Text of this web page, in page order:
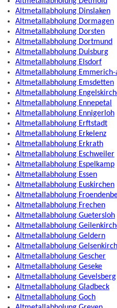
Altmetallabholung Dinslaken
Altmetallabholung Dormagen
Altmetallabholung Dorsten
Altmetallabholung Dortmund
Altmetallabholung Duisburg
Altmetallabholung Elsdorf
Altmetallabholung Emmerich-
Altmetallabholung Emsdetten
Altmetallabholung
Altmetallabholung Ennepetal
Altmetallabholung Ennigerloh
Altmetallabholung Erftstadt
Altmetallabholung Erkelenz
Altmetallabholung Erkrath
Altmetallabholung Eschweiler
Altmetallabholung Espelkamp
Altmetallabholung Essen
Altmetallabholung Euskirchen
Altmetallabholung
Altmetallabholung Frechen
Altmetallabholung Guetersloh
Altmetallabholung
Altmetallabholung Geldern
Altmetallabholung
Altmetallabholung Gescher
Altmetallabholung Geseke
Altmetallabholung Gevelsberg
Altmetallabholung Gladbeck
Altmetallabholung Goch